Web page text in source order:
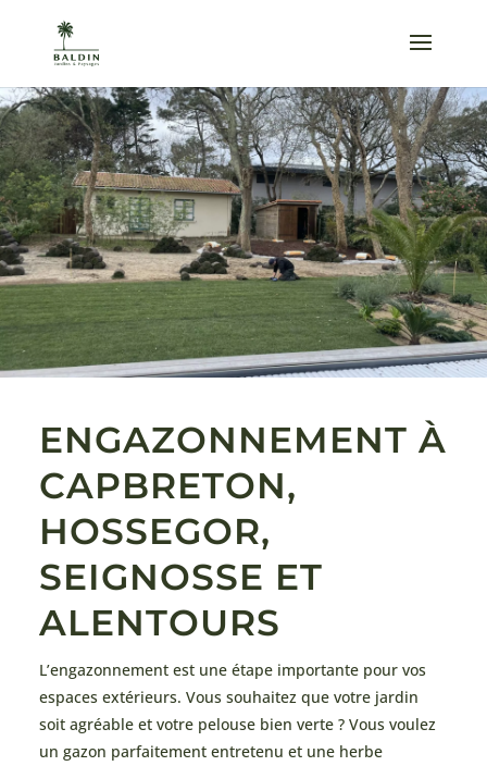
ENGAZONNEMENT À
CAPBRETON,
HOSSEGOR,
SEIGNOSSE ET
ALENTOURS
L’engazonnement est une étape importante pour vos
espaces extérieurs. Vous souhaitez que votre jardin
soit agréable et votre pelouse bien verte ? Vous voulez
un gazon parfaitement entretenu et une herbe